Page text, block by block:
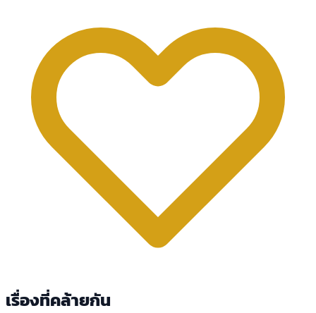
เรื่องที่คล้ายกัน